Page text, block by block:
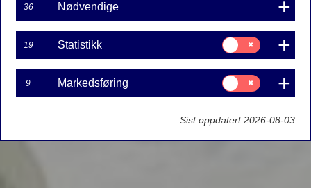
36 Nødvendige
19 Statistikk
Samtykke
til:
Statistikk
9 Markedsføring
Samtykke
til:
Markedsføring
Sist oppdatert 2026-08-03